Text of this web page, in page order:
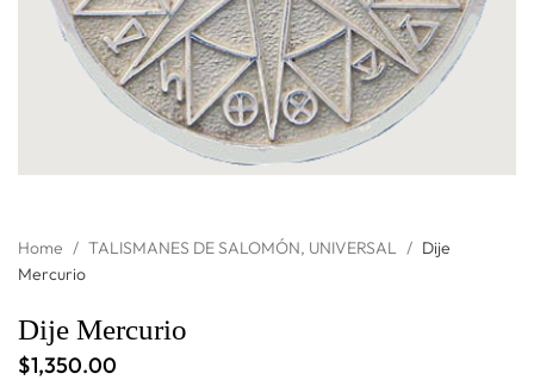
Home / TALISMANES DE SALOMÓN, UNIVERSAL / Dije
Mercurio
Dije Mercurio
$1,350.00